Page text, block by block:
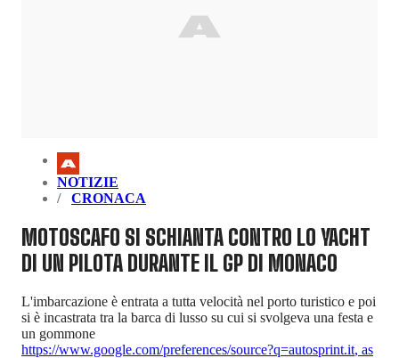
NOTIZIE
CRONACA
MOTOSCAFO SI SCHIANTA CONTRO LO YACHT
DI UN PILOTA DURANTE IL GP DI MONACO
L'imbarcazione è entrata a tutta velocità nel porto turistico e poi
si è incastrata tra la barca di lusso su cui si svolgeva una festa e
un gommone
https://www.google.com/preferences/source?q=autosprint.it, as